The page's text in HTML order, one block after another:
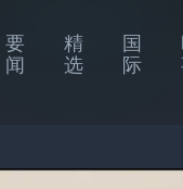
要
闻
精
选
国
际